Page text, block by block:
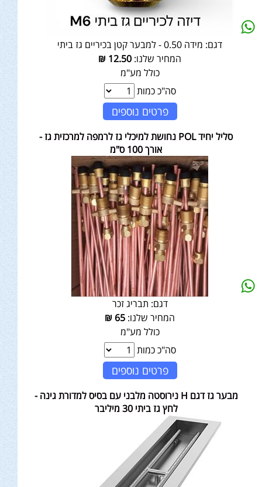
דגם: מידה 0.50 - למבער קטן בכיריים גז ביתי
המחיר שלנו: 12.50
₪
כולל מע"מ
סה"כ כמות
פרטים נוספים
סליל יחיד POL נחושת למיכלי גז לרמפה למרכזית גז -
אורך 100 ס"מ
דגם: תבריג זכר
המחיר שלנו: 65
₪
כולל מע"מ
סה"כ כמות
פרטים נוספים
מבער גז דגם H נירוסטה מלבני עם בסיס למדורת גינה -
לחץ גז ביתי 30 מיליבר